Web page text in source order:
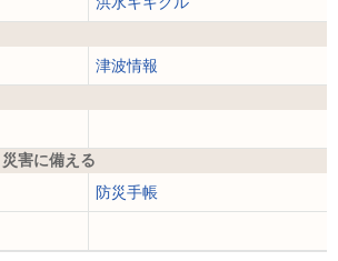
津波情報
害に備える
防災手帳